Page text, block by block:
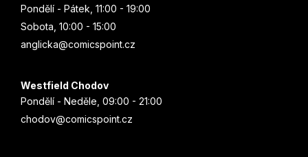
Pondělí - Pátek, 11:00 - 19:00
Sobota, 10:00 - 15:00
anglicka@comicspoint.cz
Westfield Chodov
Pondělí - Neděle, 09:00 - 21:00
chodov@comicspoint.cz